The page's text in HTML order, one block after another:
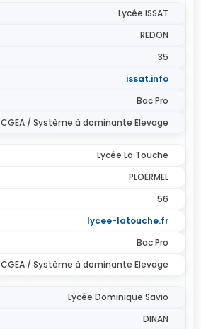
Lycée ISSAT
REDON
35
issat.info
Bac Pro
CGEA / Système à dominante Elevage
Lycée La Touche
PLOERMEL
56
lycee-latouche.fr
Bac Pro
CGEA / Système à dominante Elevage
Lycée Dominique Savio
DINAN